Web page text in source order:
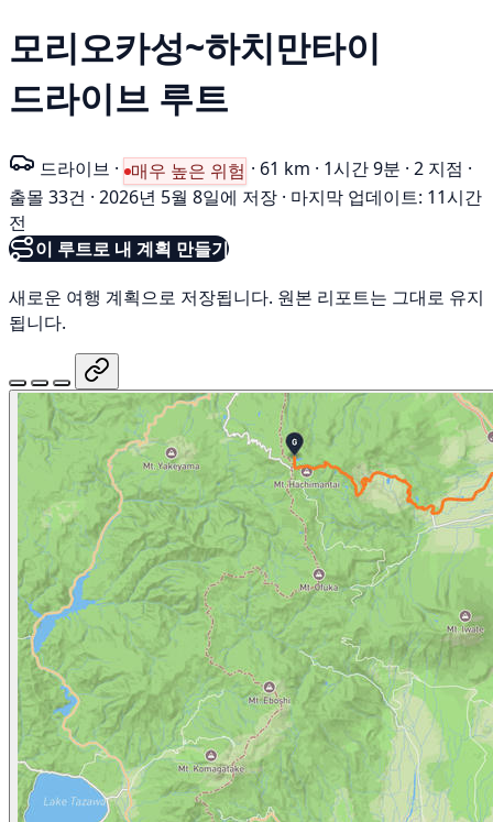
모리오카성~하치만타이
드라이브 루트
드라이브 · 매우 높은 위험 · 61 km · 1시간 9분 · 2 지점 ·
출몰 33건 · 2026년 5월 8일에 저장 · 마지막 업데이트: 11시간
전
이 루트로 내 계획 만들기
새로운 여행 계획으로 저장됩니다. 원본 리포트는 그대로 유지
됩니다.